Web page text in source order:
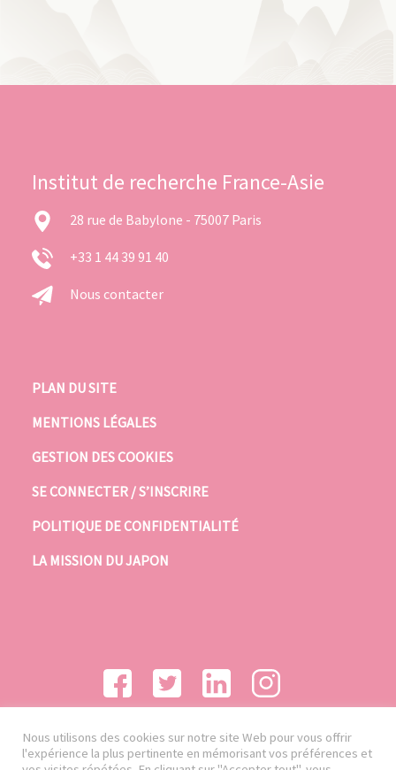
Institut de recherche France-Asie
28 rue de Babylone - 75007 Paris
+33 1 44 39 91 40
Nous contacter
PLAN DU SITE
MENTIONS LÉGALES
GESTION DES COOKIES
SE CONNECTER / S’INSCRIRE
POLITIQUE DE CONFIDENTIALITÉ
LA MISSION DU JAPON
Nous utilisons des cookies sur notre site Web pour vous offrir
l'expérience la plus pertinente en mémorisant vos préférences et